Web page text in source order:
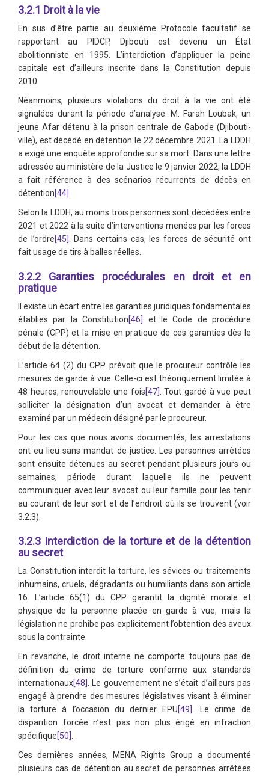
3.2.1 Droit à la vie
En sus d’être partie au deuxième Protocole facultatif se
rapportant au PIDCP, Djibouti est devenu un État
abolitionniste en 1995. L’interdiction d’appliquer la peine
capitale est d’ailleurs inscrite dans la Constitution depuis
2010.
Néanmoins, plusieurs violations du droit à la vie ont été
signalées durant la période d’analyse. M. Farah Loubak, un
jeune Afar détenu à la prison centrale de Gabode (Djibouti-
ville), est décédé en détention le 22 décembre 2021. La LDDH
a exigé une enquête approfondie sur sa mort. Dans une lettre
adressée au ministère de la Justice le 9 janvier 2022, la LDDH
a fait référence à des scénarios récurrents de décès en
détention[44] .
Selon la LDDH, au moins trois personnes sont décédées entre
2021 et 2022 à la suite d’interventions menées par les forces
de l’ordre[45] . Dans certains cas, les forces de sécurité ont
fait usage de tirs à balles réelles.
3.2.2 Garanties procédurales en droit et en
pratique
Il existe un écart entre les garanties juridiques fondamentales
établies par la Constitution[46]
et le Code de procédure
pénale (CPP) et la mise en pratique de ces garanties dès le
début de la détention.
L’article 64 (2) du CPP prévoit que le procureur contrôle les
mesures de garde à vue. Celle-ci est théoriquement limitée à
48 heures, renouvelable une fois[47] . Tout gardé à vue peut
solliciter la désignation d’un avocat et demander à être
examiné par un médecin désigné par le procureur.
Pour les cas que nous avons documentés, les arrestations
ont eu lieu sans mandat de justice. Les personnes arrêtées
sont ensuite détenues au secret pendant plusieurs jours ou
semaines, période durant laquelle ils ne peuvent
communiquer avec leur avocat ou leur famille pour les tenir
au courant de leur sort et de l’endroit où ils se trouvent (voir
3.2.3).
3.2.3 Interdiction de la torture et de la détention
au secret
La Constitution interdit la torture, les sévices ou traitements
inhumains, cruels, dégradants ou humiliants dans son article
16. L’article 65(1) du CPP garantit la dignité morale et
physique de la personne placée en garde à vue, mais la
législation ne prohibe pas explicitement l’obtention des aveux
sous la contrainte.
En revanche, le droit interne ne comporte toujours pas de
définition du crime de torture conforme aux standards
internationaux[48] . Le gouvernement ne s’était d’ailleurs pas
engagé à prendre des mesures législatives visant à éliminer
la torture à l’occasion du dernier EPU[49] . Le crime de
disparition forcée n’est pas non plus érigé en infraction
spécifique[50] .
Ces dernières années, MENA Rights Group a documenté
plusieurs cas de détention au secret de personnes arrêtées